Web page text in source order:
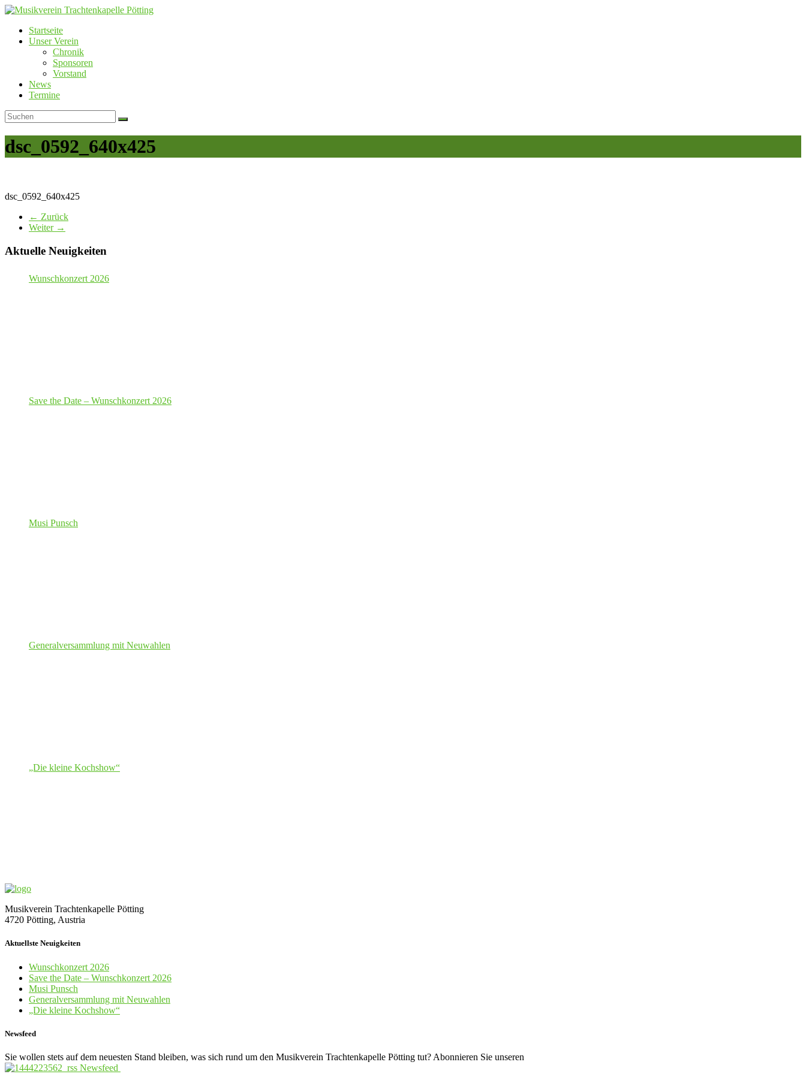
Skip
content
Musikverein
Trachtenkapelle
Startseite
Unser Verein
Chronik
Sponsoren
Vorstand
News
Termine
dsc_0592_640x425
dsc_0592_640x425
← Zurück
Weiter →
Aktuelle Neuigkeiten
Wunschkonzert 2026
Save the Date – Wunschkonzert 2026
Musi Punsch
Generalversammlung mit Neuwahlen
„Die kleine Kochshow“
Musikverein Trachtenkapelle Pötting
4720 Pötting, Austria
Aktuellste Neuigkeiten
Wunschkonzert 2026
Save the Date – Wunschkonzert 2026
Musi Punsch
Generalversammlung mit Neuwahlen
„Die kleine Kochshow“
Newsfeed
Sie wollen stets auf dem neuesten Stand bleiben, was sich rund um den Musikverein Trachtenkapelle Pötting tut? Abonnieren Sie unseren
Newsfeed